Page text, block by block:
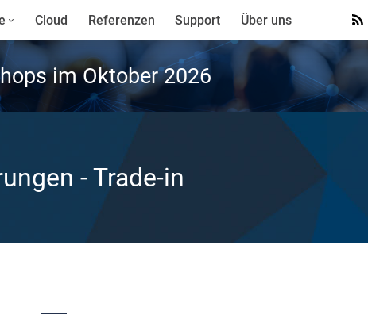
Cloud Referenzen Support Über uns
im Oktober 2026
- Trade-in